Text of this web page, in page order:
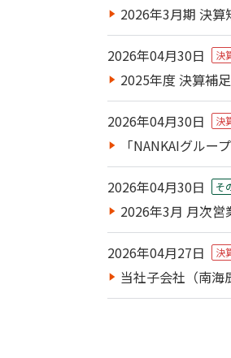
2026年3月期 決算
2026年04月30日 決
2025年度 決算補
2026年04月30日 決
「NANKAIグルー
2026年04月30日 そ
2026年3月 月次営
2026年04月27日 決
当社子会社（南海